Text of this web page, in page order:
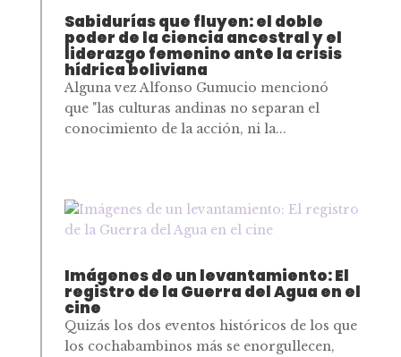
Sabidurías que fluyen: el doble
poder de la ciencia ancestral y el
liderazgo femenino ante la crisis
hídrica boliviana
Alguna vez Alfonso Gumucio mencionó
que "las culturas andinas no separan el
conocimiento de la acción, ni la...
Imágenes de un levantamiento: El
registro de la Guerra del Agua en el
cine
Quizás los dos eventos históricos de los que
los cochabambinos más se enorgullecen,